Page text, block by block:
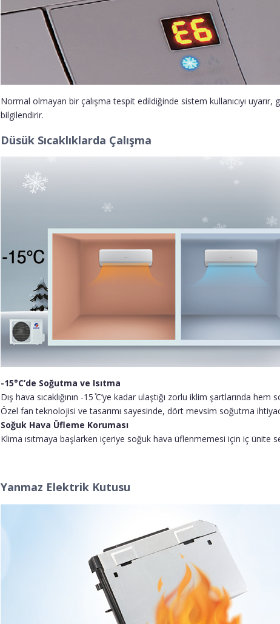
Normal olmayan bir çalışma tespit edildiğinde sistem kullanıcıyı
bilgilendirir.
Düsük Sıcaklıklarda Çalışma
-15°C’de Soğutma ve Isıtma
Dış hava sıcaklığının -15 ̊C’ye kadar ulaştığı zorlu iklim şartlarında
Özel fan teknolojisi ve tasarımı sayesinde, dört mevsim soğutma
Soğuk Hava Üfleme Koruması
Klima ısıtmaya başlarken içeriye soğuk hava üflenmemesi için iç ünite
Yanmaz Elektrik Kutusu